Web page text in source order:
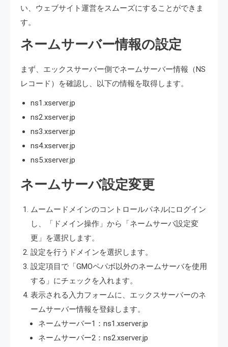
い、ウェブサイト運営をスムーズにすることができま
す。
ネームサーバー情報の設定
まず、エックスサーバー側でネームサーバー情報（NS
レコード）を確認し、以下の情報を取得します。
ns1.xserver.jp
ns2.xserver.jp
ns3.xserver.jp
ns4.xserver.jp
ns5.xserver.jp
ネームサーバ設定変更
ムームードメインのコントロールパネルにログイン
し、「ドメイン操作」から「ネームサーバ設定変
更」を選択します。
設定を行うドメインを選択します。
設定項目で「GMOペパボ以外のネームサーバを使用
する」にチェックを入れます。
表示される入力フォームに、エックスサーバーのネ
ームサーバー情報を登録します。
ネームサーバー1：ns1.xserver.jp
ネームサーバー2：ns2.xserver.jp